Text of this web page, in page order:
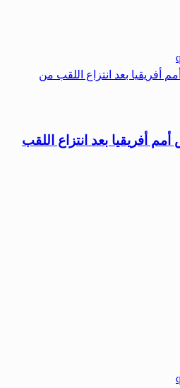
أفريقيا بعد انتزاع اللقب